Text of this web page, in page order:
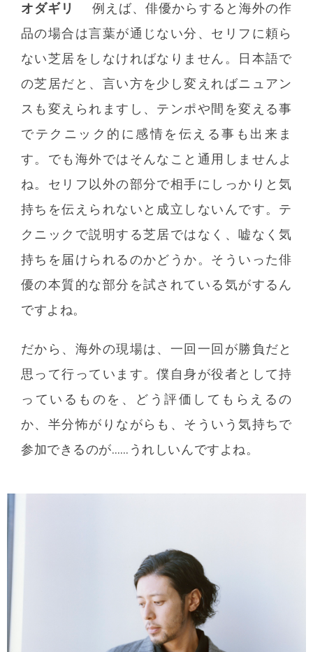
オダギリ
例えば、俳優からすると海外の作
品の場合は言葉が通じない分、セリフに頼ら
ない芝居をしなければなりません。日本語で
の芝居だと、言い方を少し変えればニュアン
スも変えられますし、テンポや間を変える事
でテクニック的に感情を伝える事も出来ま
す。でも海外ではそんなこと通用しませんよ
ね。セリフ以外の部分で相手にしっかりと気
持ちを伝えられないと成立しないんです。テ
クニックで説明する芝居ではなく、嘘なく気
持ちを届けられるのかどうか。そういった俳
優の本質的な部分を試されている気がするん
ですよね。
だから、海外の現場は、一回一回が勝負だと
思って行っています。僕自身が役者として持
っているものを、どう評価してもらえるの
か、半分怖がりながらも、そういう気持ちで
参加できるのが……うれしいんですよね。